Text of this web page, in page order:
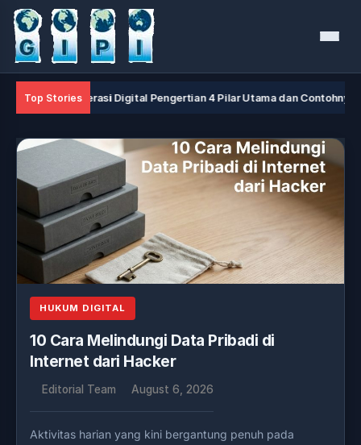
Menu
Top Stories
Literasi Digital Pengertian 4 Pilar Utama dan Contohnya
HUKUM DIGITAL
10 Cara Melindungi Data Pribadi di
Internet dari Hacker
Editorial Team August 6, 2026
Aktivitas harian yang kini bergantung penuh pada